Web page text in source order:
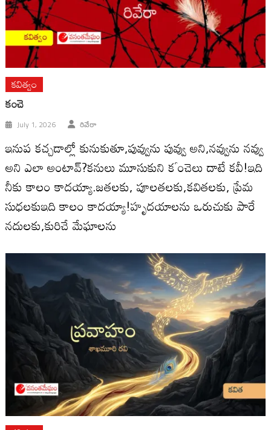
కవిత్వం
కంచె
July 1, 2026 రివేరా
ఇనుప కచ్చడాల్లో కునుకుతూ,పువ్వును పువ్వు అని,నవ్వును నవ్వు
అని ఎలా అంటావ్?కనులు మూసుకుని కౕంచెలు దాటే కవీ!ఇది
నీకు కాలం కాదయ్యా.జతలకు, పూలతలకు,కవితలకు, ప్రేమ
సుధలకుఇది కాలం కాదయ్యా!హృదయాలను ఒరుచుకు పారే
నదులకు,కురిచే మేఘాలను